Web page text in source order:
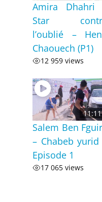
Amira Dhahri
Star
l’oublié –
Chaouech (P1)
12 959 views
11:11
Salem Ben
– Chabeb yurid
Episode 1
17 065 views